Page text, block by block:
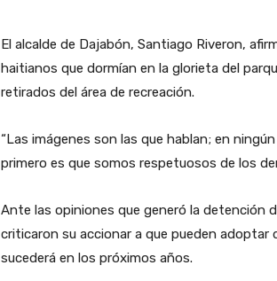
El alcalde de Dajabón, Santiago Riveron,
haitianos que dormían en la glorieta del
retirados del área de recreación.
“Las imágenes son las que hablan; en
primero es que somos respetuosos de los
Ante las opiniones que generó la detención
criticaron su accionar a que pueden
sucederá en los próximos años.